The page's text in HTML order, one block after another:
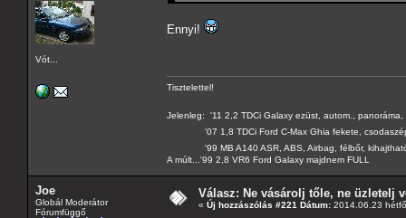
Vót...
Ennyi!
Tisztelettel!
Jelenleg: '11 2,2 TDCi Galaxy ezüst, autom.,
'07 1,8 TDCi Ford C-Max Ghia fekete,
'99 MB A140 ASR, ABS, Airbag, félbőr, kihajtható
A múlt...'99 2,8 VR6 Ford Galaxy majdnem FULL
Joe
Globál Moderátor
Fórumfüggő
Válasz: Ne vásárolj tőle, ne üzletelj
« Új hozzászólás #221 Dátum: 2014.06.23